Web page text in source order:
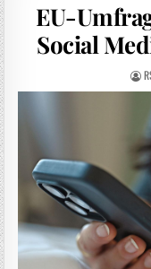
EU-
Social